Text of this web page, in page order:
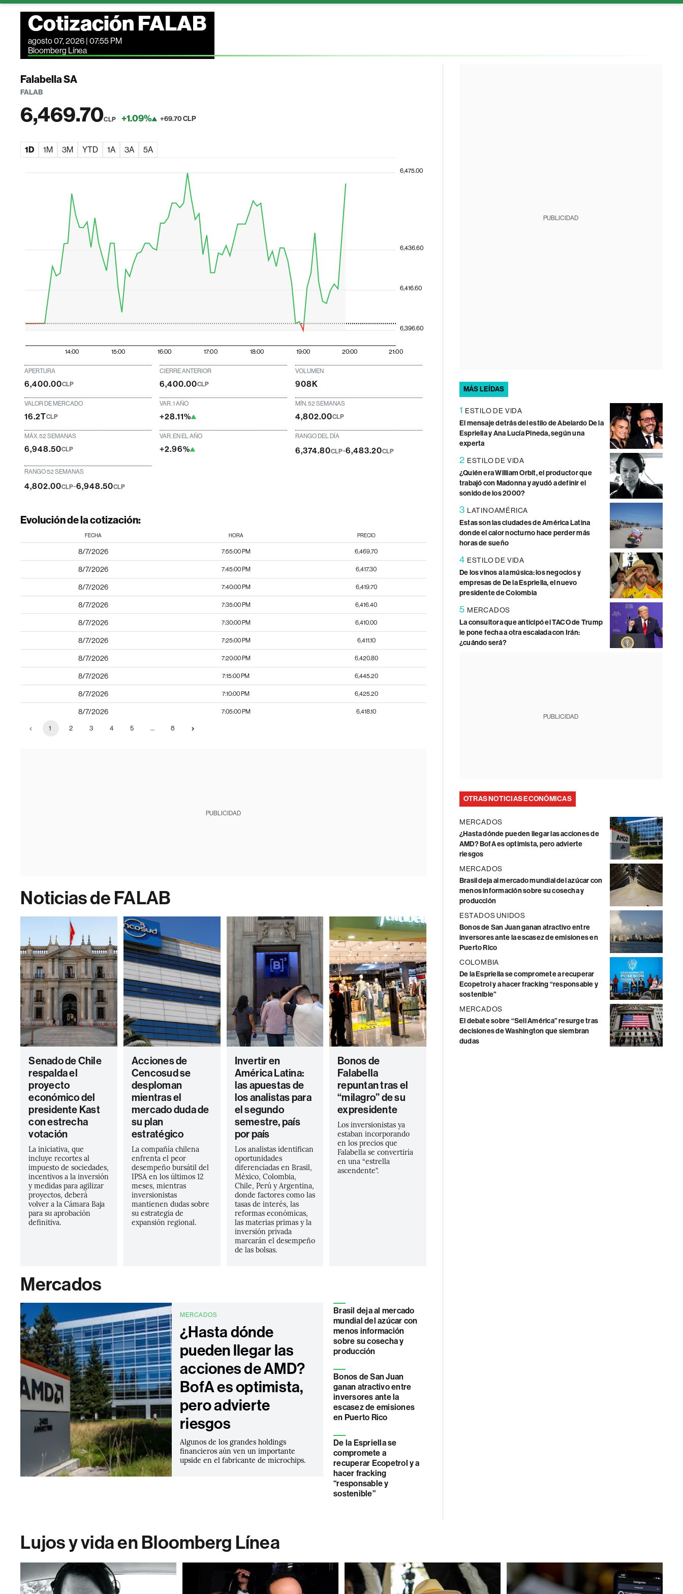
Cotización FALAB
agosto 07, 2026 | 07:55 PM
Bloomberg Línea
Falabella SA
FALAB
6,469.70CLP +1.09% +69.70 CLP
1D 1M 3M YTD 1A 3A 5A
14:00 15:00 16:00 17:00 18:00 19:00 20:00 21:00
6,396.60
6,416.60
6,436.60
6,475.00
APERTURA
6,400.00CLP
CIERRE ANTERIOR
6,400.00CLP
VOLUMEN
908K
VALOR DE MERCADO
16.2TCLP
VAR. 1 AÑO
+28.11%
MÍN. 52 SEMANAS
4,802.00CLP
MÁX. 52 SEMANAS
6,948.50CLP
VAR. EN EL AÑO
+2.96%
RANGO DEL DÍA
6,374.80CLP-6,483.20CLP
RANGO 52 SEMANAS
4,802.00CLP-6,948.50CLP
Evolución de la cotización:
FECHA HORA PRECIO
8/7/2026 7:55:00 PM 6,469.70
8/7/2026 7:45:00 PM 6,417.30
8/7/2026 7:40:00 PM 6,419.70
8/7/2026 7:35:00 PM 6,416.40
8/7/2026 7:30:00 PM 6,410.00
8/7/2026 7:25:00 PM 6,411.10
8/7/2026 7:20:00 PM 6,420.80
8/7/2026 7:15:00 PM 6,445.20
8/7/2026 7:10:00 PM 6,425.20
8/7/2026 7:05:00 PM 6,418.10
1 2 3 4 5 … 8
PUBLICIDAD
Noticias de FALAB
Senado de Chile
respalda el
proyecto
económico del
presidente Kast
con estrecha
votación
La iniciativa, que
incluye recortes al
impuesto de sociedades,
incentivos a la inversión
y medidas para agilizar
proyectos, deberá
volver a la Cámara Baja
para su aprobación
definitiva.
Acciones de
Cencosud se
desploman
mientras el
mercado duda de
su plan
estratégico
La compañía chilena
enfrenta el peor
desempeño bursátil del
IPSA en los últimos 12
meses, mientras
inversionistas
mantienen dudas sobre
su estrategia de
expansión regional.
Invertir en
América Latina:
las apuestas de
los analistas para
el segundo
semestre, país
por país
Los analistas identifican
oportunidades
diferenciadas en Brasil,
México, Colombia,
Chile, Perú y Argentina,
donde factores como las
tasas de interés, las
reformas económicas,
las materias primas y la
inversión privada
marcarán el desempeño
de las bolsas.
Bonos de
Falabella
repuntan tras el
“milagro” de su
expresidente
Los inversionistas ya
estaban incorporando
en los precios que
Falabella se convertiría
en una “estrella
ascendente”.
Mercados
MERCADOS
¿Hasta dónde
pueden llegar las
acciones de AMD?
BofA es optimista,
pero advierte
riesgos
Algunos de los grandes holdings
financieros aún ven un importante
upside en el fabricante de microchips.
Brasil deja al mercado
mundial del azúcar con
menos información
sobre su cosecha y
producción
Bonos de San Juan
ganan atractivo entre
inversores ante la
escasez de emisiones
en Puerto Rico
De la Espriella se
compromete a
recuperar Ecopetrol y a
hacer fracking
“responsable y
sostenible”
PUBLICIDAD
MÁS LEÍDAS
1 ESTILO DE VIDA
El mensaje detrás del estilo de Abelardo De la
Espriella y Ana Lucía Pineda, según una
experta
2 ESTILO DE VIDA
¿Quién era William Orbit, el productor que
trabajó con Madonna y ayudó a definir el
sonido de los 2000?
3 LATINOAMÉRICA
Estas son las ciudades de América Latina
donde el calor nocturno hace perder más
horas de sueño
4 ESTILO DE VIDA
De los vinos a la música: los negocios y
empresas de De la Espriella, el nuevo
presidente de Colombia
5 MERCADOS
La consultora que anticipó el TACO de Trump
le pone fecha a otra escalada con Irán:
¿cuándo será?
PUBLICIDAD
OTRAS NOTICIAS ECONÓMICAS
MERCADOS
¿Hasta dónde pueden llegar las acciones de
AMD? BofA es optimista, pero advierte
riesgos
MERCADOS
Brasil deja al mercado mundial del azúcar con
menos información sobre su cosecha y
producción
ESTADOS UNIDOS
Bonos de San Juan ganan atractivo entre
inversores ante la escasez de emisiones en
Puerto Rico
COLOMBIA
De la Espriella se compromete a recuperar
Ecopetrol y a hacer fracking “responsable y
sostenible”
MERCADOS
El debate sobre “Sell América” resurge tras
decisiones de Washington que siembran
dudas
Lujos y vida en Bloomberg Línea